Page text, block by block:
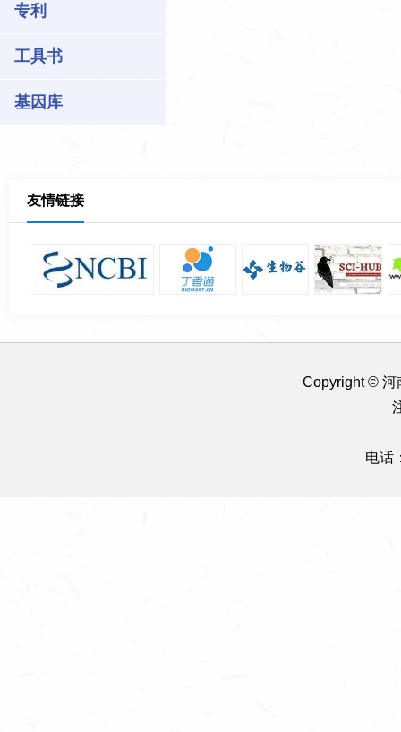
专利
工具书
基因库
友情链接
Copyright © 河
电话